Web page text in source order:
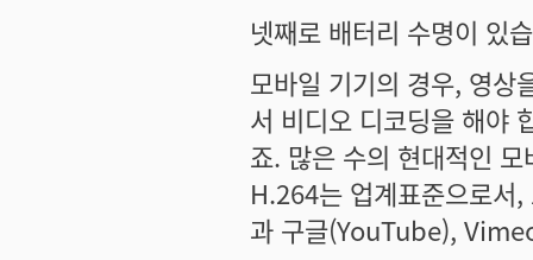
넷째로 배터리 수명이 있
모바일 기기의 경우, 영상
서 비디오 디코딩을 해야
죠. 많은 수의 현대적인
H.264는 업계표준으로서
과 구글(YouTube),